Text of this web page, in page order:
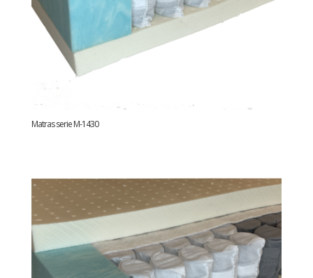
Matras serie M-1430